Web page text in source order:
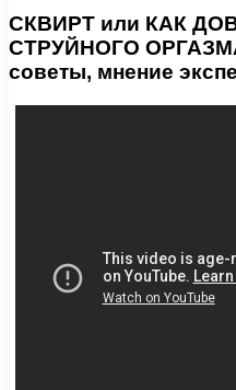
СКВИРТ или КАК
СТРУЙНОГО
советы, мнение